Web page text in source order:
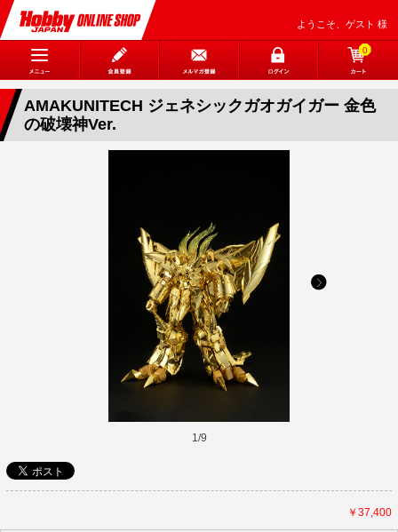
ようこそ、ゲスト 様
0
AMAKUNITECH ジェネシックガオガイガー 金色
の破壊神Ver.
1/9
￥37,400